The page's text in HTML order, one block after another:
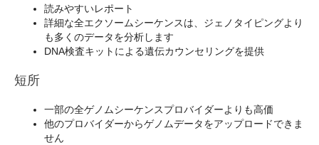
読みやすいレポート
詳細な全エクソームシーケンスは、ジェノタイピングより
も多くのデータを分析します
DNA検査キットによる遺伝カウンセリングを提供
短所
一部の全ゲノムシーケンスプロバイダーよりも高価
他のプロバイダーからゲノムデータをアップロードできま
せん